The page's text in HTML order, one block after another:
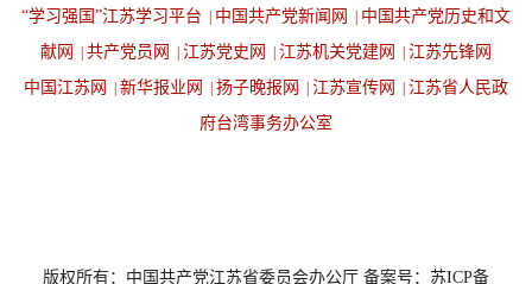
“学习强国”江苏学习平台 中国共产党新闻网
中国共产党历史和文
献网
共产党员网 江苏党史网 江苏机关党建网
江苏先锋网
中国江苏网
新华报业网 扬子晚报网 江苏宣传网
江苏省人民政
府台湾事务办公室
版权所有：中国共产党江苏省委员会办公厅 备案号：苏ICP备